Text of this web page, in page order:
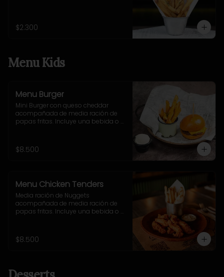
$2.300
Menu Kids
Menu Burger
Mini Burger con queso cheddar
acompañada de media ración de
papas fritas. Incluye una bebida o
$8.500
Menu Chicken Tenders
Media ración de Nuggets
acompañada de media ración de
papas fritas. Incluye una bebida o
$8.500